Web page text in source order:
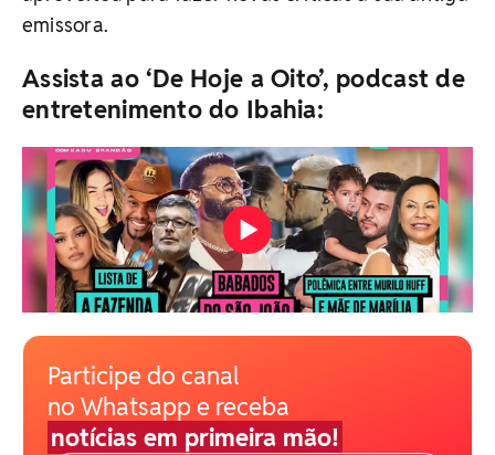
emissora.
Assista ao ‘De Hoje a Oito’, podcast de
entretenimento do Ibahia:
Participe do canal
no Whatsapp e receba
notícias em primeira mão!